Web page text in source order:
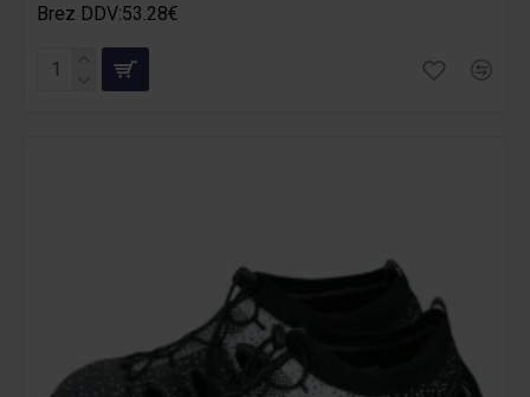
Brez DDV:53.28€